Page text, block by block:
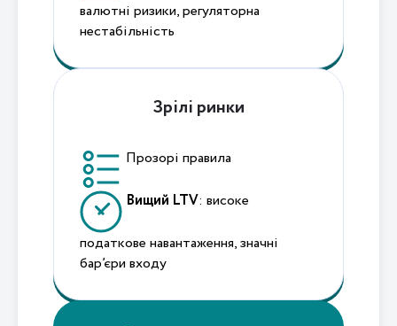
валютні ризики, регуляторна
нестабільність
Зрілі ринки
Прозорі правила
Вищий LTV: високе
податкове навантаження, значні
бар’єри входу